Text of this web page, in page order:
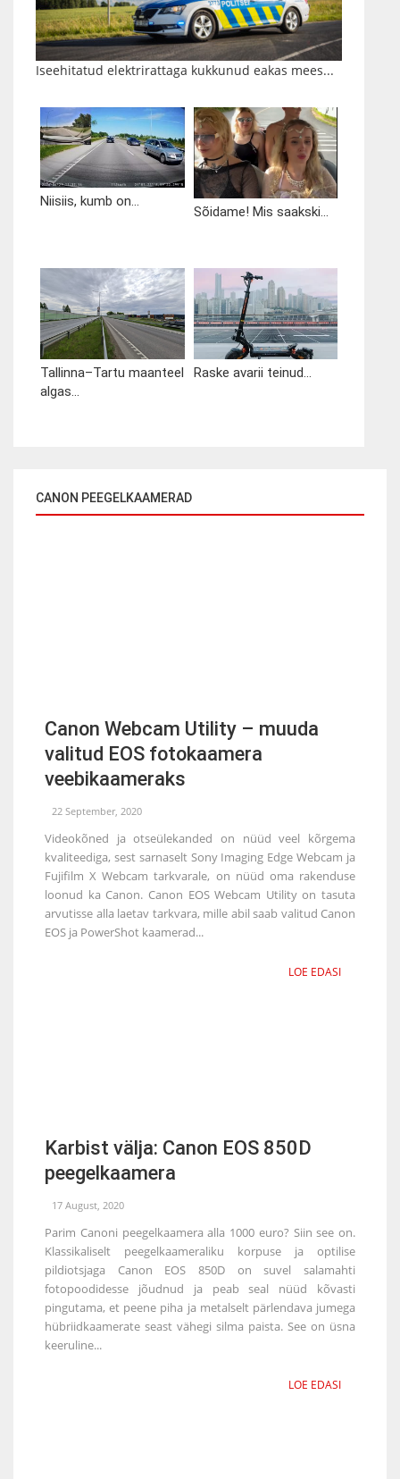
Iseehitatud elektrirattaga kukkunud eakas mees...
Niisiis, kumb on...
Sõidame! Mis saakski...
Tallinna–Tartu maanteel
algas...
Raske avarii teinud...
CANON PEEGELKAAMERAD
Canon Webcam Utility – muuda
valitud EOS fotokaamera
veebikaameraks
22 September, 2020
Videokõned ja otseülekanded on nüüd veel kõrgema
kvaliteediga, sest sarnaselt Sony Imaging Edge Webcam ja
Fujifilm X Webcam tarkvarale, on nüüd oma rakenduse
loonud ka Canon. Canon EOS Webcam Utility on tasuta
arvutisse alla laetav tarkvara, mille abil saab valitud Canon
EOS ja PowerShot kaamerad...
LOE EDASI
Karbist välja: Canon EOS 850D
peegelkaamera
17 August, 2020
Parim Canoni peegelkaamera alla 1000 euro? Siin see on.
Klassikaliselt peegelkaameraliku korpuse ja optilise
pildiotsjaga Canon EOS 850D on suvel salamahti
fotopoodidesse jõudnud ja peab seal nüüd kõvasti
pingutama, et peene piha ja metalselt pärlendava jumega
hübriidkaamerate seast vähegi silma paista. See on üsna
keeruline...
LOE EDASI